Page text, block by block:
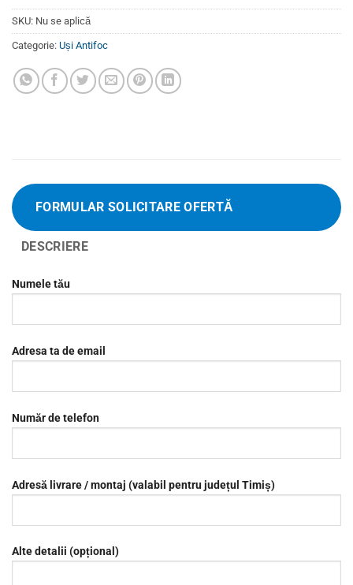
SKU: Nu se aplică
Categorie: Uși Antifoc
FORMULAR SOLICITARE OFERTĂ
DESCRIERE
Numele tău
Adresa ta de email
Număr de telefon
Adresă livrare / montaj (valabil pentru județul Timiș)
Alte detalii (opțional)